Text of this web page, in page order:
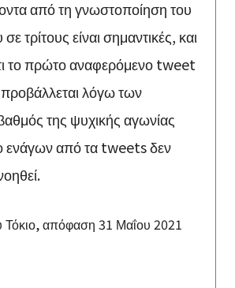
από τη γνωστοποίηση του
τρίτους είναι σημαντικές, και
το πρώτο αναφερόμενο tweet
λόγω των
της ψυχικής αγωνίας
ενάγων από τα tweets δεν
Τόκιο, απόφαση 31 Μαΐου 2021